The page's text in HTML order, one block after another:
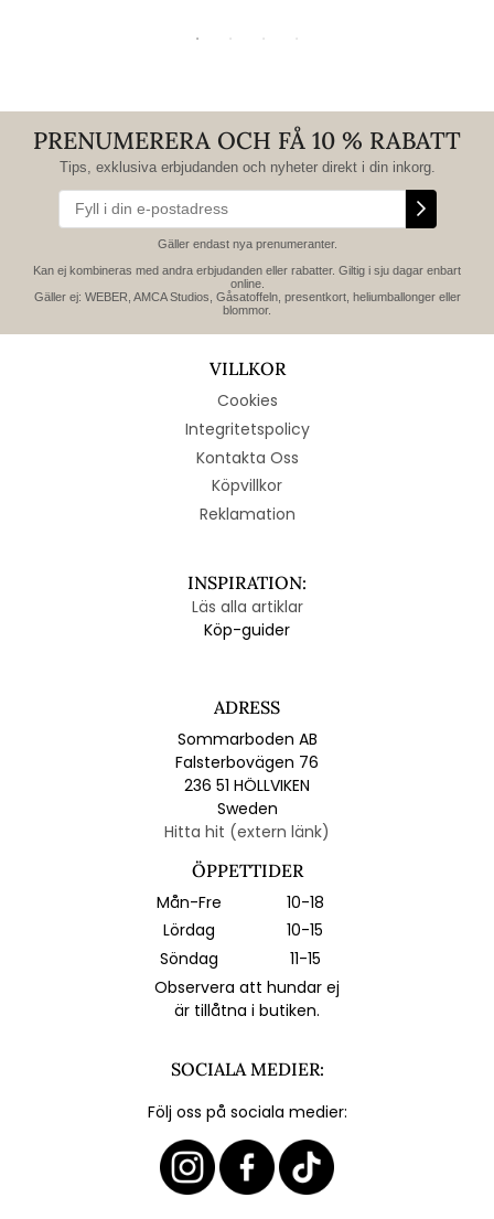
PRENUMERERA OCH FÅ 10 % RABATT
Tips, exklusiva erbjudanden och nyheter direkt i din inkorg.
Gäller endast nya prenumeranter.
Kan ej kombineras med andra erbjudanden eller rabatter. Giltig i sju dagar enbart
online.
Gäller ej: WEBER, AMCA Studios, Gåsatoffeln, presentkort, heliumballonger eller
blommor.
VILLKOR
Cookies
Integritetspolicy
Kontakta Oss
Köpvillkor
Reklamation
INSPIRATION:
Läs alla artiklar
Köp-guider
ADRESS
Sommarboden AB
Falsterbovägen 76
236 51 HÖLLVIKEN
Sweden
Hitta hit (extern länk)
ÖPPETTIDER
Mån-Fre
10-18
Lördag
10-15
Söndag
11-15
Observera att hundar ej
är tillåtna i butiken.
SOCIALA MEDIER:
Följ oss på sociala medier: